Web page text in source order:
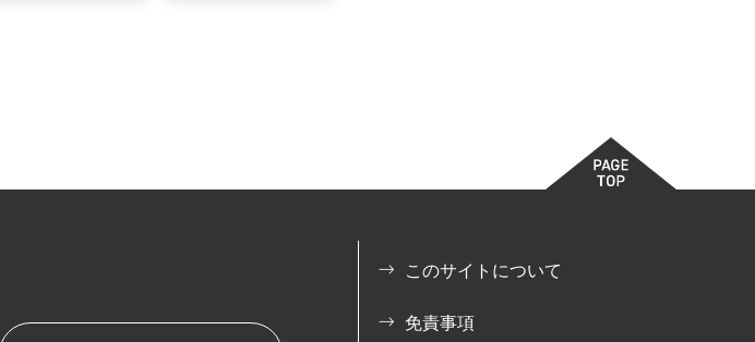
このサイトについて
免責事項